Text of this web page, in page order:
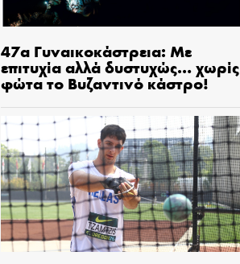
47α Γυναικοκάστρεια: Με
επιτυχία αλλά δυστυχώς… χωρίς
φώτα το Βυζαντινό κάστρο!